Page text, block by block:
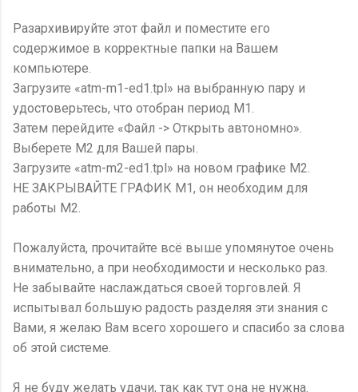
Разархивируйте этот файл и поместите его
содержимое в корректные папки на Вашем
компьютере.
Загрузите «atm-m1-ed1.tpl» на выбранную пару и
удостоверьтесь, что отобран период M1.
Затем перейдите «Файл -> Открыть автономно».
Выберете M2 для Вашей пары.
Загрузите «atm-m2-ed1.tpl» на новом графике M2.
НЕ ЗАКРЫВАЙТЕ ГРАФИК М1, он необходим для
работы М2.
Пожалуйста, прочитайте всё выше упомянутое очень
внимательно, а при необходимости и несколько раз.
Не забывайте наслаждаться своей торговлей. Я
испытывал большую радость разделяя эти знания с
Вами, я желаю Вам всего хорошего и спасибо за слова
об этой системе.
Я не буду желать удачи, так как тут она не нужна.